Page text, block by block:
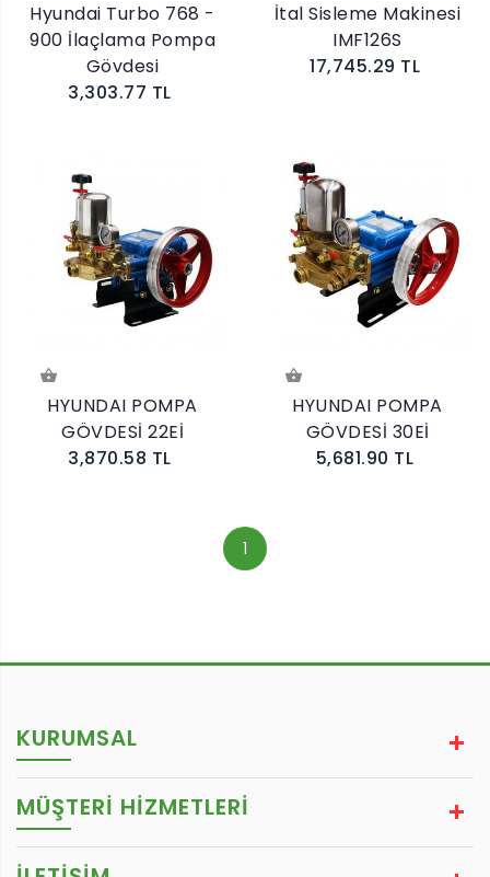
Hyundai Turbo 768 -
900 İlaçlama Pompa
Gövdesi
3,303.77 TL
İtal Sisleme Makinesi
IMF126S
17,745.29 TL
HYUNDAI POMPA
GÖVDESİ 22Eİ
3,870.58 TL
HYUNDAI POMPA
GÖVDESİ 30Eİ
5,681.90 TL
1
KURUMSAL
MÜŞTERİ HİZMETLERİ